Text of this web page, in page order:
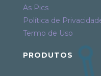
As Pics
Política de
Termo de Uso
PRODUTOS